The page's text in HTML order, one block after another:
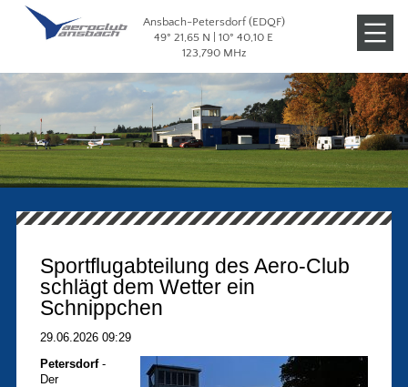
Ansbach-Petersdorf (EDQF)
49° 21,65 N | 10° 40,10 E
123,790 MHz
Sportflugabteilung des Aero-Club
schlägt dem Wetter ein
Schnippchen
29.06.2026 09:29
Petersdorf-
Der
Veranstaltungen
Galerien